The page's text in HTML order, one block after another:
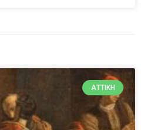
ΑΤΤΙΚΉ